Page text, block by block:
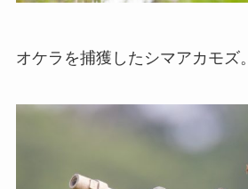
オケラを捕獲したシマアカモズ。